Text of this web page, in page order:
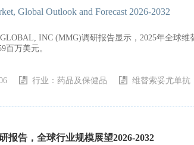
Global Outlook and Forecast 2026-2032
INC (MMG)调研报告显示，2025年全球
百万美元。
行业：药品及保健品 维替索妥尤单抗
报告，全球行业规模展望2026-2032